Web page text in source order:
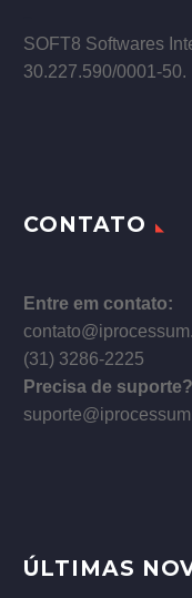
SOFT8 Softwares
30.227.590/0001­-50.
CONTATO
Entre em contato:
(31) 3286-2225
Precisa de suporte?
ÚLTIMAS